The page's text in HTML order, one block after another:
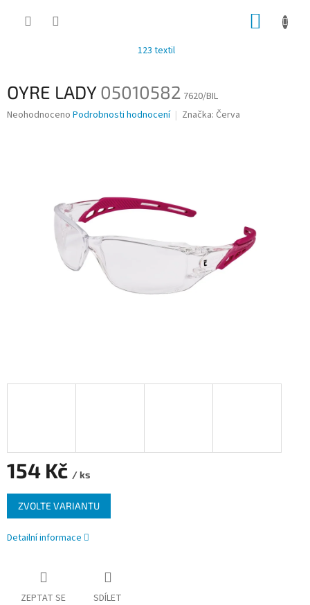
123 textil
OYRE LADY05010582 7620/BIL
Průměrné
Neohodnoceno Podrobnosti hodnocení Značka: Červa
154 Kč / ks
Měrná
cena:
ZVOLTE VARIANTU
Detailní informace
ZEPTAT SE SDÍLET